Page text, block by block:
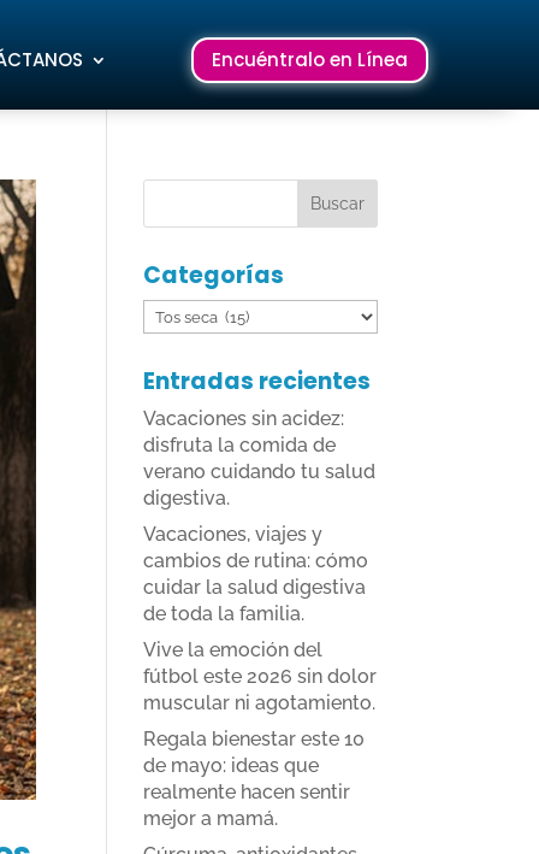
Encuéntralo en Línea
Categorías
Categorías
Entradas recientes
Vacaciones sin acidez:
disfruta la comida de
verano cuidando tu salud
digestiva.
Vacaciones, viajes y
cambios de rutina: cómo
cuidar la salud digestiva
de toda la familia.
Vive la emoción del
fútbol este 2026 sin dolor
muscular ni agotamiento.
Regala bienestar este 10
de mayo: ideas que
realmente hacen sentir
mejor a mamá.